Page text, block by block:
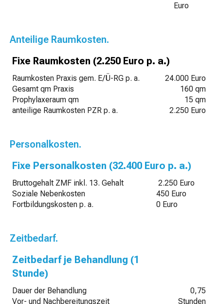
Euro
Anteilige Raumkosten.
Fixe Raumkosten (2.250 Euro p. a.)
Raumkosten Praxis gem. E/Ü-RG p. a.
Gesamt qm Praxis
Prophylaxeraum qm
anteilige Raumkosten PZR p. a.
24.000 Euro
160 qm
15 qm
2.250 Euro
Personalkosten.
Fixe Personalkosten (32.400 Euro p. a.)
Bruttogehalt ZMF inkl. 13. Gehalt
Soziale Nebenkosten
Fortbildungskosten p. a.
2.250 Euro
450 Euro
0 Euro
Zeitbedarf.
Zeitbedarf je Behandlung (1
Stunde)
Dauer der Behandlung
Vor- und Nachbereitungszeit
0,75
Stunden